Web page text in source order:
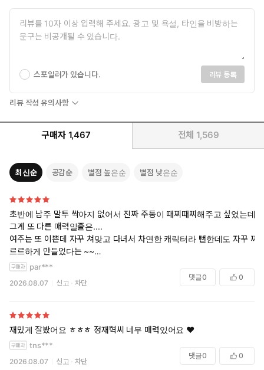
스포일러가 있습니다. 리뷰 등록
리뷰 작성 유의사항
구매자 1,467 전체 1,569
최신순 공감순 별점 높은순 별점 낮은순
초반에 남주 말투 싹아지 없어서 진짜 주둥이 때찌때찌해주고 싶었는데,
그게 또 다른 매력일줄은....
여주는 또 이쁜데 자꾸 쳐맞고 다녀서 차연한 캐릭터라 뻔한데도 자꾸 찌
르르하게 만들었다는 ~~
몇달동안 있던책들 재탕 돌리다가 간만에 구매한건데 왜 별점이 높은지
par***
2026.08.07 신고 차단
댓글0 0
재밌게 잘봤어요 ㅎㅎㅎ 정재혁씨 너무 매력있어요 ❤️
tns***
2026.08.07 신고 차단
댓글0 0